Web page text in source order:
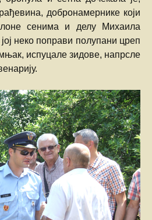
добронамернике који
сенима и делу Михаила
неко поправи полупани цреп
испуцале зидове, напрсле